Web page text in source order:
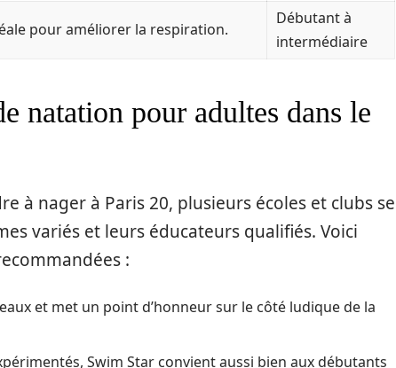
pour améliorer la respiration.
Débutant à
intermédiaire
natation pour adultes dans le
à nager à Paris 20, plusieurs écoles et clubs se
variés et leurs éducateurs qualifiés. Voici
:
et met un point d’honneur sur le côté ludique de la
Swim Star convient aussi bien aux débutants